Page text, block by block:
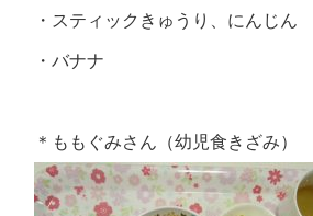
・スティックきゅうり、にんじん
・バナナ
＊ももぐみさん（幼児食きざみ）